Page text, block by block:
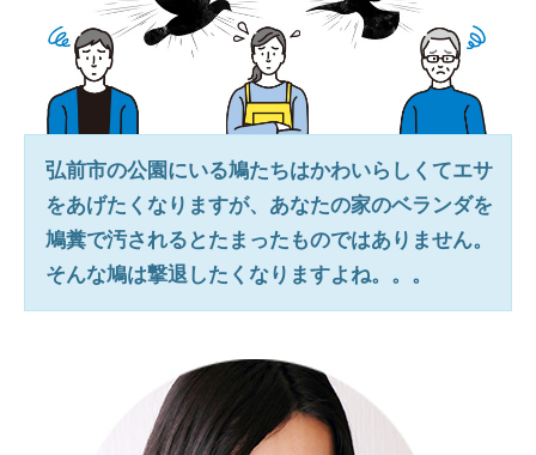
弘前市の公園にいる鳩たちはかわいらしくてエサ
をあげたくなりますが、あなたの家のベランダを
鳩糞で汚されるとたまったものではありません。
そんな鳩は撃退したくなりますよね。。。